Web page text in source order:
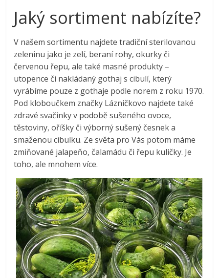
Jaký sortiment nabízíte?
V našem sortimentu najdete tradiční sterilovanou
zeleninu jako je zelí, beraní rohy, okurky či
červenou řepu, ale také masné produkty –
utopence či nakládaný gothaj s cibulí, který
vyrábíme pouze z gothaje podle norem z roku 1970.
Pod kloboučkem značky Lázničkovo najdete také
zdravé svačinky v podobě sušeného ovoce,
těstoviny, oříšky či výborný sušený česnek a
smaženou cibulku. Ze světa pro Vás potom máme
zmiňované jalapeňo, čalamádu či řepu kuličky. Je
toho, ale mnohem více.